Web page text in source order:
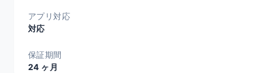
アプリ対応
対応
保証期間
24 ヶ月